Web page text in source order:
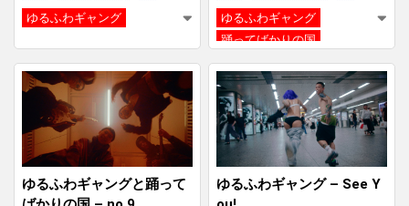
ゆるふわギャング
ゆるふわギャング
踊ってばかりの国
ゆるふわギャングと踊って
ゆるふわギャング – See Y